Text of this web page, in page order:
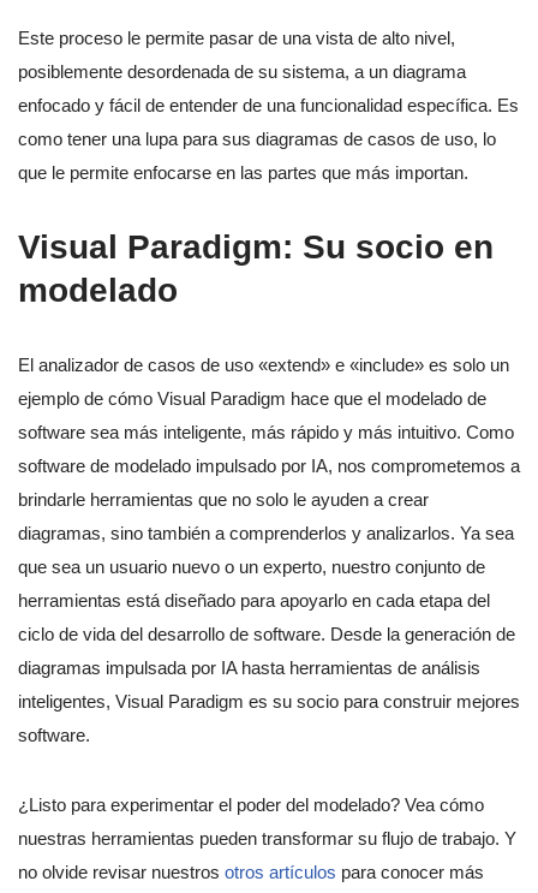
Este proceso le permite pasar de una vista de alto nivel,
posiblemente desordenada de su sistema, a un diagrama
enfocado y fácil de entender de una funcionalidad específica. Es
como tener una lupa para sus diagramas de casos de uso, lo
que le permite enfocarse en las partes que más importan.
Visual Paradigm: Su socio en
modelado
El analizador de casos de uso «extend» e «include» es solo un
ejemplo de cómo Visual Paradigm hace que el modelado de
software sea más inteligente, más rápido y más intuitivo. Como
software de modelado impulsado por IA, nos comprometemos a
brindarle herramientas que no solo le ayuden a crear
diagramas, sino también a comprenderlos y analizarlos. Ya sea
que sea un usuario nuevo o un experto, nuestro conjunto de
herramientas está diseñado para apoyarlo en cada etapa del
ciclo de vida del desarrollo de software. Desde la generación de
diagramas impulsada por IA hasta herramientas de análisis
inteligentes, Visual Paradigm es su socio para construir mejores
software.
¿Listo para experimentar el poder del modelado? Vea cómo
nuestras herramientas pueden transformar su flujo de trabajo. Y
no olvide revisar nuestros otros artículos para conocer más